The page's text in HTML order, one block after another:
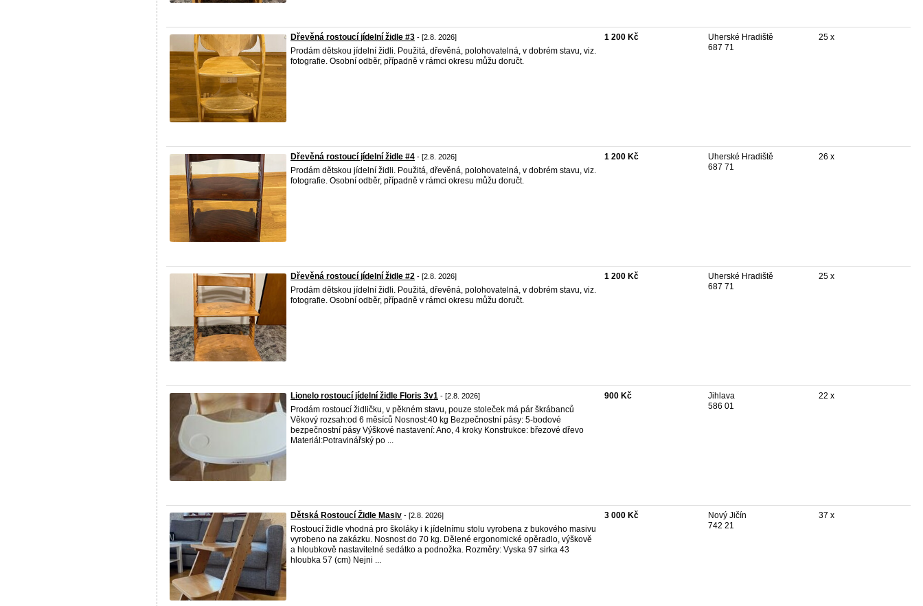
Dřevěná rostoucí jídelní židle #3 - [2.8. 2026]
Prodám dětskou jídelní židli. Použitá, dřevěná, polohovatelná, v dobrém stavu, viz.
fotografie. Osobní odběr, případně v rámci okresu můžu doručt.
1 200 Kč
Uherské Hradiště
687 71
25 x
Dřevěná rostoucí jídelní židle #4 - [2.8. 2026]
Prodám dětskou jídelní židli. Použitá, dřevěná, polohovatelná, v dobrém stavu, viz.
fotografie. Osobní odběr, případně v rámci okresu můžu doručt.
1 200 Kč
Uherské Hradiště
687 71
26 x
Dřevěná rostoucí jídelní židle #2 - [2.8. 2026]
Prodám dětskou jídelní židli. Použitá, dřevěná, polohovatelná, v dobrém stavu, viz.
fotografie. Osobní odběr, případně v rámci okresu můžu doručt.
1 200 Kč
Uherské Hradiště
687 71
25 x
Lionelo rostoucí jídelní židle Floris 3v1 - [2.8. 2026]
Prodám rostoucí židličku, v pěkném stavu, pouze stoleček má pár škrábanců
Věkový rozsah:od 6 měsíců Nosnost:40 kg Bezpečnostní pásy: 5-bodové
bezpečnostní pásy Výškové nastavení: Ano, 4 kroky Konstrukce: březové dřevo
Materiál:Potravinářský po ...
900 Kč
Jihlava
586 01
22 x
Dětská Rostoucí Židle Masiv - [2.8. 2026]
Rostoucí židle vhodná pro školáky i k jídelnímu stolu vyrobena z bukového masivu
vyrobeno na zakázku. Nosnost do 70 kg. Dělené ergonomické opěradlo, výškově
a hloubkově nastavitelné sedátko a podnožka. Rozměry: Vyska 97 sirka 43
hloubka 57 (cm) Nejni ...
3 000 Kč
Nový Jičín
742 21
37 x